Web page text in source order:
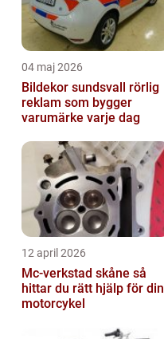
04 maj 2026
Bildekor sundsvall rörlig
reklam som bygger
varumärke varje dag
12 april 2026
Mc-verkstad skåne så
hittar du rätt hjälp för din
motorcykel